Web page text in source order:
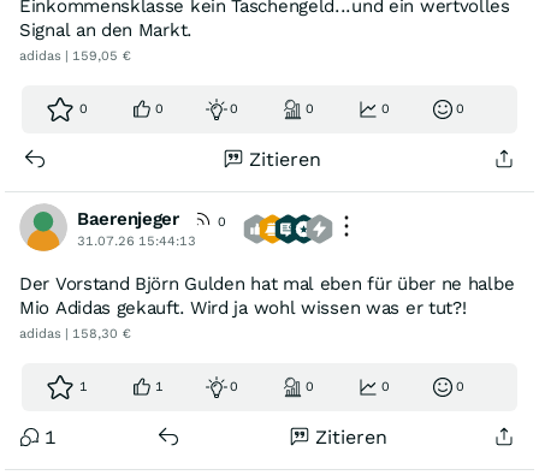
Einkommensklasse kein Taschengeld...und ein wertvolles
Signal an den Markt.
adidas | 159,05 €
0 0 0 0 0 0
Zitieren
Baerenjeger
0
31.07.26 15:44:13
Der Vorstand Björn Gulden hat mal eben für über ne halbe
Mio Adidas gekauft. Wird ja wohl wissen was er tut?!
adidas | 158,30 €
1 1 0 0 0 0
1 Zitieren